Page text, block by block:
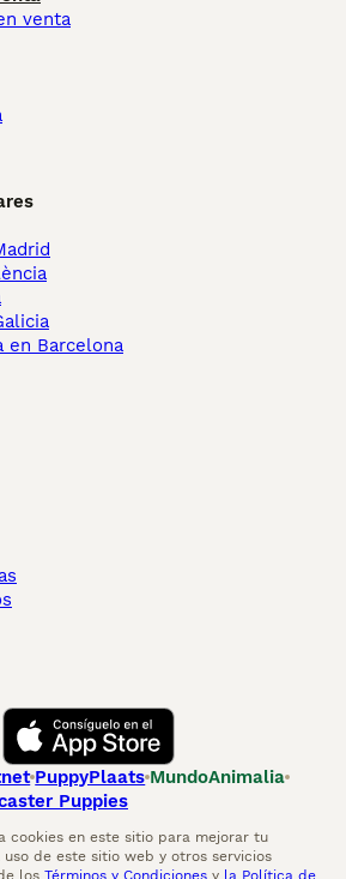
venta
en Barcelona
PuppyPlaats MundoAnimalia
Puppies
cookies en este sitio para mejorar tu
de este sitio web y otros servicios